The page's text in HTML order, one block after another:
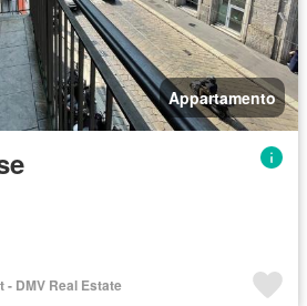
Appartamento
- DMV Real Estate